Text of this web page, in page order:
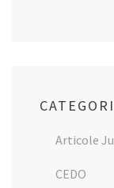
Articole
CEDO